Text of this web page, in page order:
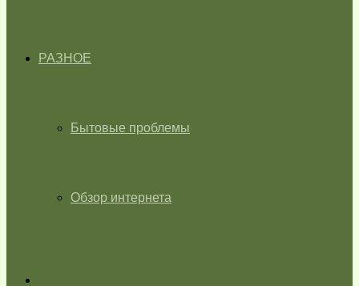
РАЗНОЕ
Бытовые проблемы
Обзор интернета